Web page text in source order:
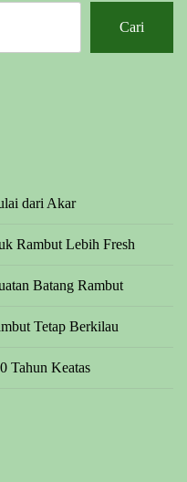
Cari
dari Akar
Rambut Lebih Fresh
Batang Rambut
Tetap Berkilau
Tahun Keatas